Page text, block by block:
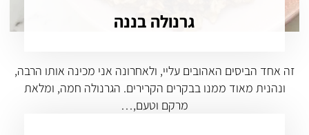
גרנולה בננה
זה אחד הביסים האהובים עליי, ולאחרונה אני מכינה אותו הרבה,
ונהנית מאוד ממנו בבקרים הקרירים. הגרנולה חמה, ומלאת
מרקם וטעם,…